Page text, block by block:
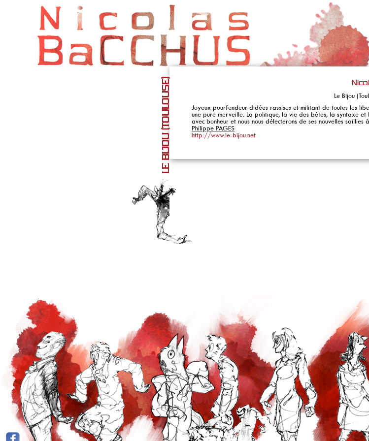
LE BIJOU (TOULOUSE)
Le Bijou
Joyeux pourfendeur didées rassises et militant de toutes les
une pure merveille. La politique, la vie des bêtes, la syntaxe et
avec bonheur et nous nous délecterons de ses nouvelles saillies
Philippe PAGES
http://www.le-bijou.net